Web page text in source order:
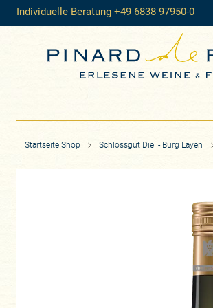
Individuelle Beratung +49 6838 97950-0
Startseite Shop Schlossgut Diel - Burg Layen